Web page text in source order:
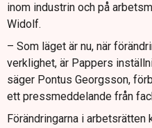
inom industrin och på
Widolf.
– Som läget är nu, när
verklighet, är Pappers
säger Pontus Georgsson,
ett pressmeddelande från
Förändringarna i